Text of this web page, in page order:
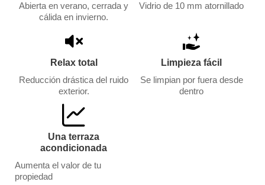
Abierta en verano, cerrada y
cálida en invierno.
Vidrio de 10 mm atornillado
Relax total
Reducción drástica del ruido
exterior.
Limpieza fácil
Se limpian por fuera desde
dentro
Una terraza
acondicionada
Aumenta el valor de tu
propiedad